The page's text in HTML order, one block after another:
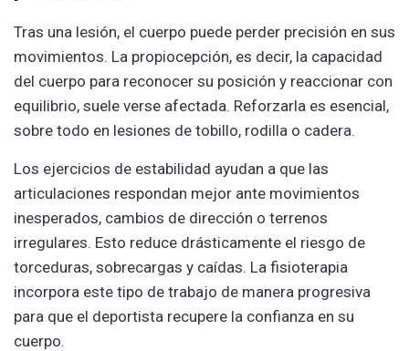
Tras una lesión, el cuerpo puede perder precisión en sus
movimientos. La propiocepción, es decir, la capacidad
del cuerpo para reconocer su posición y reaccionar con
equilibrio, suele verse afectada. Reforzarla es esencial,
sobre todo en lesiones de tobillo, rodilla o cadera.
Los ejercicios de estabilidad ayudan a que las
articulaciones respondan mejor ante movimientos
inesperados, cambios de dirección o terrenos
irregulares. Esto reduce drásticamente el riesgo de
torceduras, sobrecargas y caídas. La fisioterapia
incorpora este tipo de trabajo de manera progresiva
para que el deportista recupere la confianza en su
cuerpo.